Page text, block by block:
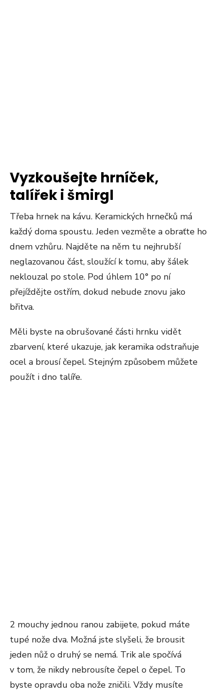
Vyzkoušejte hrníček,
talířek i šmirgl
Třeba hrnek na kávu. Keramických hrnečků má
každý doma spoustu. Jeden vezměte a obraťte ho
dnem vzhůru. Najděte na něm tu nejhrubší
neglazovanou část, sloužící k tomu, aby šálek
neklouzal po stole. Pod úhlem 10° po ní
přejíždějte ostřím, dokud nebude znovu jako
břitva.
Měli byste na obrušované části hrnku vidět
zbarvení, které ukazuje, jak keramika odstraňuje
ocel a brousí čepel. Stejným způsobem můžete
použít i dno talíře.
2 mouchy jednou ranou zabijete, pokud máte
tupé nože dva. Možná jste slyšeli, že brousit
jeden nůž o druhý se nemá. Trik ale spočívá
v tom, že nikdy nebrousíte čepel o čepel. To
byste opravdu oba nože zničili. Vždy musíte